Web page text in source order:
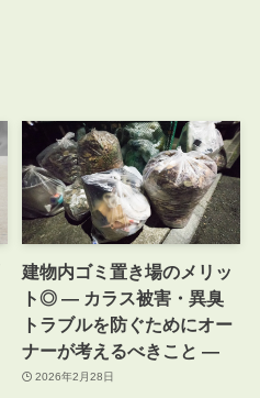
建物内ゴミ置き場のメリッ
ト◎ ― カラス被害・異臭
トラブルを防ぐためにオー
ナーが考えるべきこと ―
2026年2月28日